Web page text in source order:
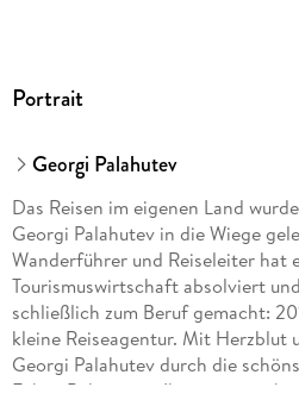
Portrait
Georgi Palahutev
Das Reisen im eigenen Land
Georgi Palahutev in die Wiege
Wanderführer und Reiseleiter hat
Tourismuswirtschaft absolviert
schließlich zum Beruf gemacht:
kleine Reiseagentur. Mit Herzblut
Georgi Palahutev durch die
Ecken Bulgariens. Ihm ist es